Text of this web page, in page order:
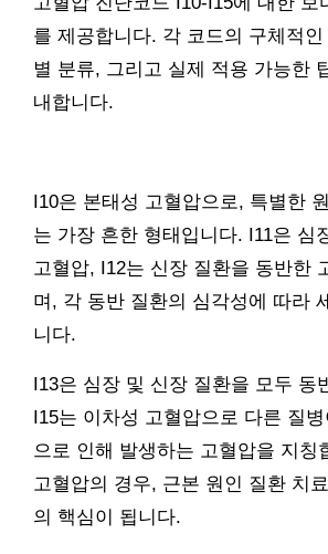
를 제공합니다. 각 코드의 구체적
별 분류, 그리고 실제 적용 가능한
내합니다.
I10은 본태성 고혈압으로, 특별한
는 가장 흔한 형태입니다. I11은 심
고혈압, I12는 신장 질환을 동반한
며, 각 동반 질환의 심각성에 따라
니다.
I13은 심장 및 신장 질환을 모두 동
I15는 이차성 고혈압으로 다른 질
으로 인해 발생하는 고혈압을 지칭
고혈압의 경우, 근본 원인 질환 치
의 핵심이 됩니다.